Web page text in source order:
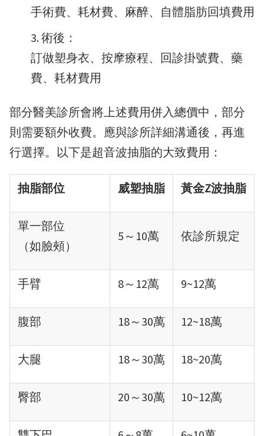
手術費、耗材費、麻醉、自體脂肪回填費用
術後：
訂做塑身衣、按摩療程、回診掛號費、藥
費、耗材費用
部分醫美診所會將上述費用併入總價中，部分
則需要額外收費。應與診所詳細溝通後，再進
行選擇。以下是超音波抽脂的大致費用：
抽脂部位 威塑抽脂 黃金Z波抽脂
單一部位
（如臉頰）
5～10萬 依診所規定
手臂 8～12萬 9~12萬
腹部 18～30萬 12~18萬
大腿 18～30萬 18~20萬
臀部 20～30萬 10~12萬